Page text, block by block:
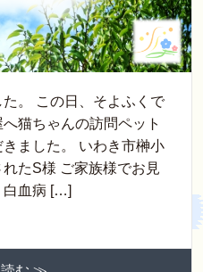
。 この日、そよふくで
猫ちゃんの訪問ペット
ました。 いわき市榊小
たS様 ご家族様でお見
白血病 […]